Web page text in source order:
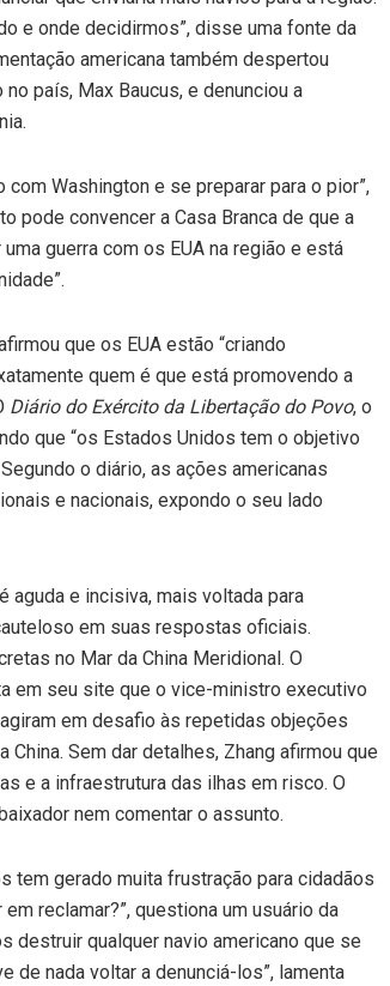
e onde decidirmos”, disse uma fonte da
americana também despertou
país, Max Baucus, e denunciou a
Washington e se preparar para o pior”,
pode convencer a Casa Branca de que a
guerra com os EUA na região e está
que os EUA estão “criando
quem é que está promovendo a
Diário do Exército da Libertação do Povo, o
que “os Estados Unidos tem o objetivo
o diário, as ações americanas
e nacionais, expondo o seu lado
aguda e incisiva, mais voltada para
em suas respostas oficiais.
no Mar da China Meridional. O
em seu site que o vice-ministro executivo
em desafio às repetidas objeções
Sem dar detalhes, Zhang afirmou que
e a infraestrutura das ilhas em risco. O
nem comentar o assunto.
tem gerado muita frustração para cidadãos
reclamar?”, questiona um usuário da
destruir qualquer navio americano que se
de nada voltar a denunciá-los”, lamenta